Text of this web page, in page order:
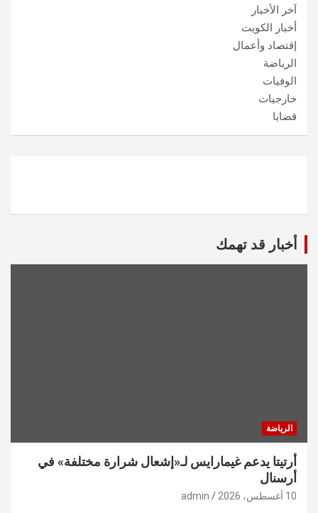
آخر الأخبار
أخبار الكويت
إقتصاد وأعمال
الرياضة
الوفيات
خارجيات
قضايا
أخبار قد تهمك
الرياضة
أرتيتا يدعم غيمارايس لـ«إشعال شرارة مختلفة» في
أرسنال
10 أغسطس، 2026 admin